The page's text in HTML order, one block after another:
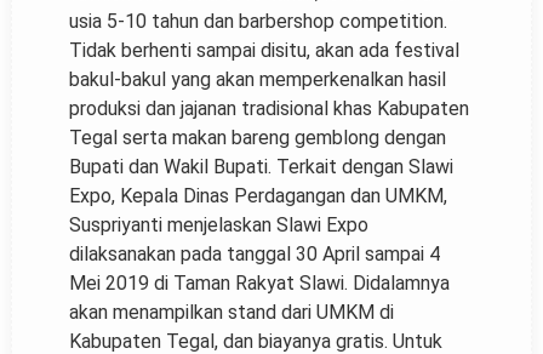
usia 5-10 tahun dan barbershop competition.
Tidak berhenti sampai disitu, akan ada festival
bakul-bakul yang akan memperkenalkan hasil
produksi dan jajanan tradisional khas Kabupaten
Tegal serta makan bareng gemblong dengan
Bupati dan Wakil Bupati. Terkait dengan Slawi
Expo, Kepala Dinas Perdagangan dan UMKM,
Suspriyanti menjelaskan Slawi Expo
dilaksanakan pada tanggal 30 April sampai 4
Mei 2019 di Taman Rakyat Slawi. Didalamnya
akan menampilkan stand dari UMKM di
Kabupaten Tegal, dan biayanya gratis. Untuk